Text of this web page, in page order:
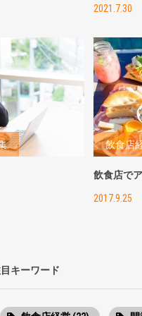
2021.7.30
飲食店
飲食店で
2017.9.25
キーワード